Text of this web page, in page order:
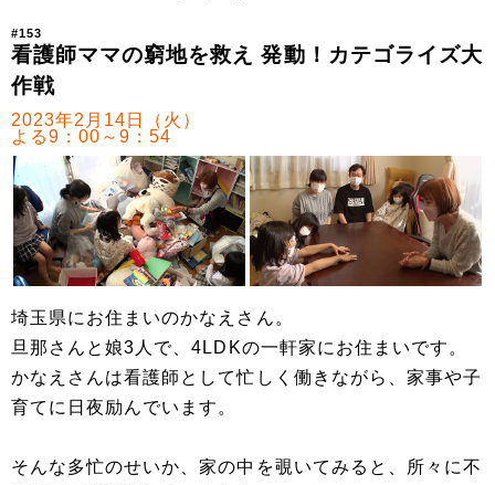
#153
看護師ママの窮地を救え 発動！カテゴライズ大
作戦
2023年2月14日（火）
よる9：00～9：54
埼玉県にお住まいのかなえさん。
旦那さんと娘3人で、4LDKの一軒家にお住まいです。
かなえさんは看護師として忙しく働きながら、家事や子
育てに日夜励んでいます。
そんな多忙のせいか、家の中を覗いてみると、所々に不